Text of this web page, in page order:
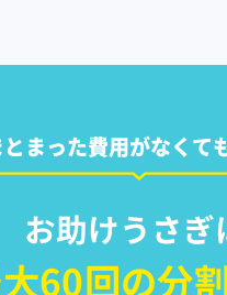
とまった費用がなくて
お助けうさぎ
60回の分